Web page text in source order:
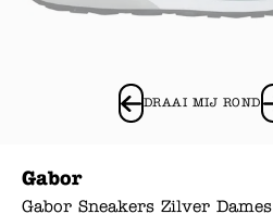
DRAAI MIJ ROND
Gabor
Gabor Sneakers Zilver Dames